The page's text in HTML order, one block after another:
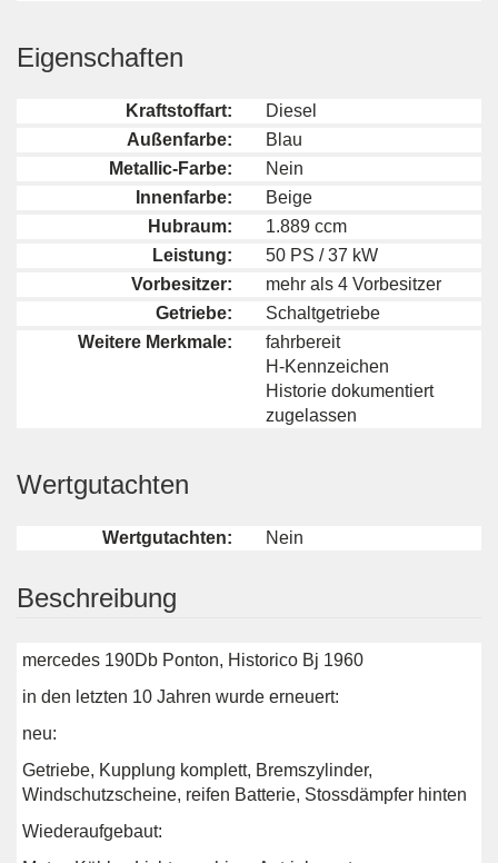
Eigenschaften
Kraftstoffart:
Diesel
Außenfarbe:
Blau
Metallic-Farbe:
Nein
Innenfarbe:
Beige
Hubraum:
1.889 ccm
Leistung:
50 PS / 37 kW
Vorbesitzer:
mehr als 4 Vorbesitzer
Getriebe:
Schaltgetriebe
Weitere Merkmale:
fahrbereit
H-Kennzeichen
Historie dokumentiert
zugelassen
Wertgutachten
Wertgutachten: Nein
Beschreibung
mercedes 190Db Ponton, Historico Bj 1960
in den letzten 10 Jahren wurde erneuert:
neu:
Getriebe, Kupplung komplett, Bremszylinder,
Windschutzscheine, reifen Batterie, Stossdämpfer hinten
Wiederaufgebaut: